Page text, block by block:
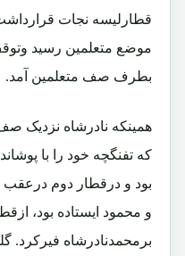
قطارلیسه نجات
موضع متعلمین رسید
بطرف صف متعلمین آمد.
همینکه نادرشاه نزدیک
که تفنگچه خود را با
بود و درقطار دوم
و محمود ایستاده بود،
برمحمدنادرشاه فیرکرد.